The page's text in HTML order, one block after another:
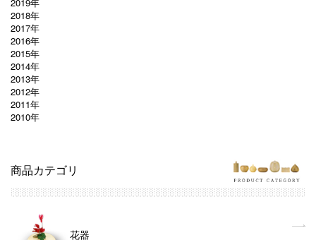
2018年
2017年
2016年
2015年
2014年
2013年
2012年
2011年
2010年
商品カテゴリ
花器